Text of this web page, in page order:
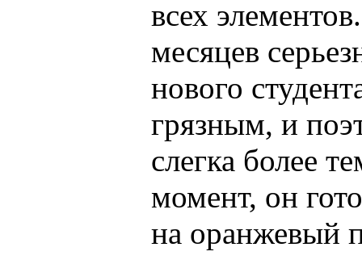
всех
месяцев
нового
грязным, и
слегка более
момент, он
на оранжевый